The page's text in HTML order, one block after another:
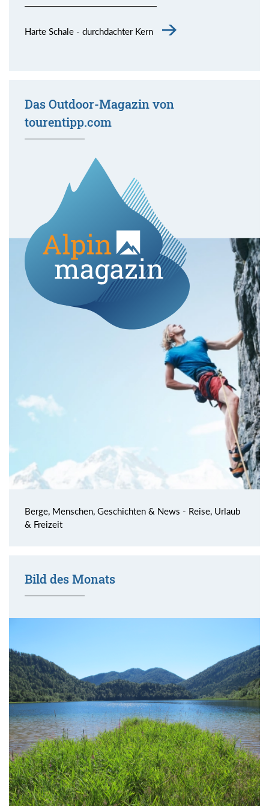
Harte Schale - durchdachter Kern
Das Outdoor-Magazin von
tourentipp.com
Berge, Menschen, Geschichten & News - Reise, Urlaub
& Freizeit
Bild des Monats